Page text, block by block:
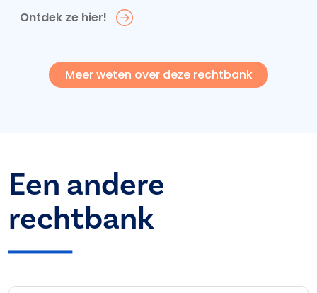
Ontdek ze hier!
Meer weten over deze rechtbank
Een andere
rechtbank